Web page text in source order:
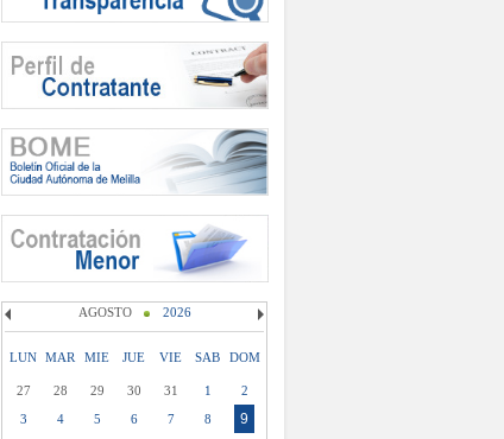
AGOSTO 2026
LUN MAR MIE JUE VIE SAB DOM
27 28 29 30 31 1
2
3
4 5 6 7 8 9